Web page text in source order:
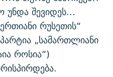
უნდა შევიდეს...
რუსეთის“
„სამართლიანი
როსია“)